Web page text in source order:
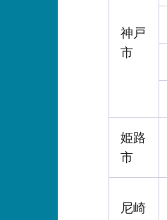
神戸
市
姫路
市
尼崎